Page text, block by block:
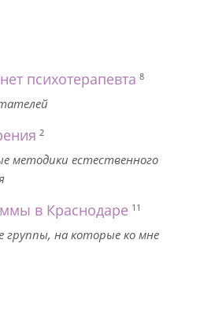
психотерапевта 8
2
методики естественного
в Краснодаре 11
группы, на которые ко мне